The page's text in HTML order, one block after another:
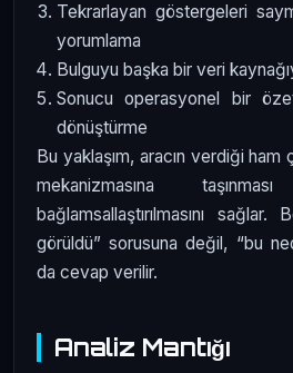
Tekrarlayan göstergeleri
yorumlama
Bulguyu başka bir veri
Sonucu operasyonel bir
dönüştürme
Bu yaklaşım, aracın verdiği ham
mekanizmasına
bağlamsallaştırılmasını
görüldü” sorusuna değil, “bu
da cevap verilir.
Analiz Mantığı